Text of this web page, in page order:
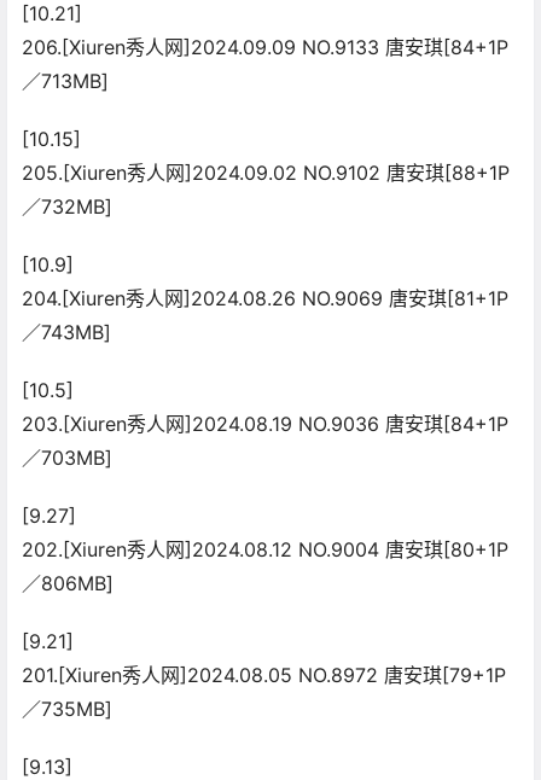
[10.21]
206.[Xiuren秀人网]2024.09.09 NO.9133 唐安琪[84+1P
／713MB]
[10.15]
205.[Xiuren秀人网]2024.09.02 NO.9102 唐安琪[88+1P
／732MB]
[10.9]
204.[Xiuren秀人网]2024.08.26 NO.9069 唐安琪[81+1P
／743MB]
[10.5]
203.[Xiuren秀人网]2024.08.19 NO.9036 唐安琪[84+1P
／703MB]
[9.27]
202.[Xiuren秀人网]2024.08.12 NO.9004 唐安琪[80+1P
／806MB]
[9.21]
201.[Xiuren秀人网]2024.08.05 NO.8972 唐安琪[79+1P
／735MB]
[9.13]